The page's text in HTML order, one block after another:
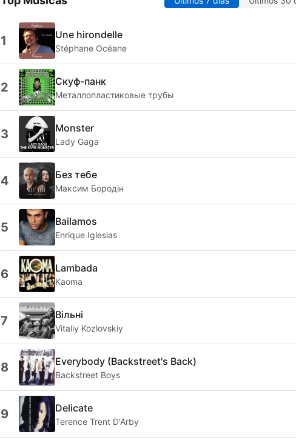
1 Une hirondelle
Stéphane Océane
2 Скуф-панк
Металлопластиковые трубы
3 Monster
Lady Gaga
4 Без тебе
Максим Бородін
5 Bailamos
Enrique Iglesias
6 Lambada
Kaoma
7 Вільні
Vitaliy Kozlovskiy
8 Everybody (Backstreet's Back)
Backstreet Boys
9 Delicate
Terence Trent D'Arby